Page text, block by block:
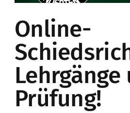
Online-
Lehrgänge
Prüfung!